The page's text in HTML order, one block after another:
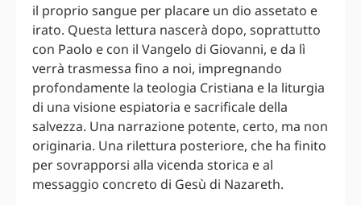
il proprio sangue per placare un dio assetato e
irato. Questa lettura nascerà dopo, soprattutto
con Paolo e con il Vangelo di Giovanni, e da lì
verrà trasmessa fino a noi, impregnando
profondamente la teologia Cristiana e la liturgia
di una visione espiatoria e sacrificale della
salvezza. Una narrazione potente, certo, ma non
originaria. Una rilettura posteriore, che ha finito
per sovrapporsi alla vicenda storica e al
messaggio concreto di Gesù di Nazareth.